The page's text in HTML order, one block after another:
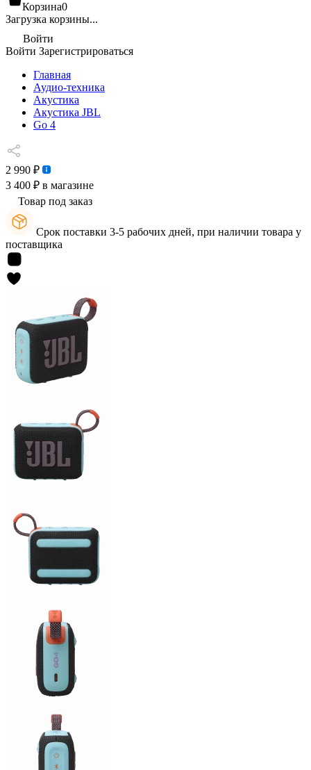
Корзина0
Загрузка корзины...
Войти
Войти Зарегистрироваться
Главная
Аудио-техника
Акустика
Акустика JBL
Go 4
2 990 ₽
3 400 ₽ в магазине
Товар под заказ
Срок поставки 3-5 рабочих дней, при наличии товара у
поставщика